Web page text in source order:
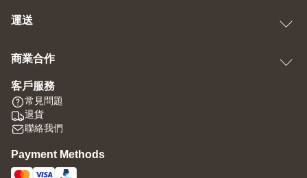
運送
商業合作
客戶服務
常見問題
退貨
聯絡我們
Payment Methods